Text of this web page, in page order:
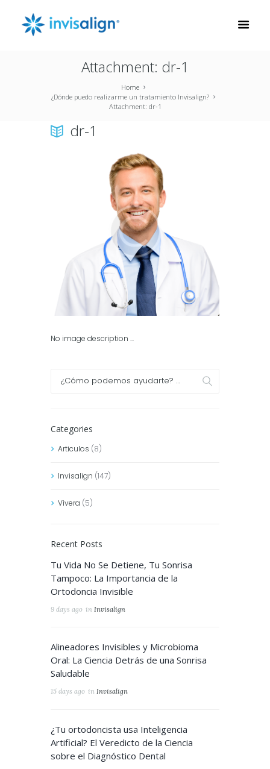
Attachment: dr-1
Home
¿Dónde puedo realizarme un tratamiento Invisalign?
Attachment: dr-1
dr-1
No image description ...
Categories
Articulos (8)
Invisalign (147)
Vivera (5)
Recent Posts
Tu Vida No Se Detiene, Tu Sonrisa
Tampoco: La Importancia de la
Ortodoncia Invisible
9 days ago in Invisalign
Alineadores Invisibles y Microbioma
Oral: La Ciencia Detrás de una Sonrisa
Saludable
15 days ago in Invisalign
¿Tu ortodoncista usa Inteligencia
Artificial? El Veredicto de la Ciencia
sobre el Diagnóstico Dental